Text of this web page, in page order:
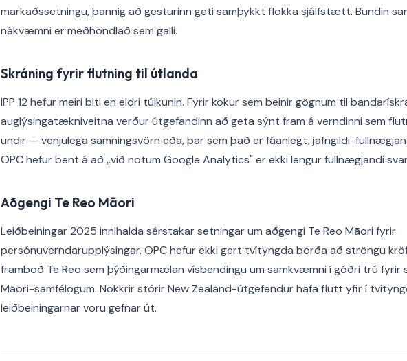
markaðssetningu, þannig að gesturinn geti samþykkt flokka sjálfstætt. Bundin
nákvæmni er meðhöndlað sem galli.
Skráning fyrir flutning til útlanda
IPP 12 hefur meiri biti en eldri túlkunin. Fyrir kökur sem beinir gögnum til
auglýsingatækniveitna verður útgefandinn að geta sýnt fram á verndinni sem
undir — venjulega samningsvörn eða, þar sem það er fáanlegt, jafngildi-
OPC hefur bent á að „við notum Google Analytics" er ekki lengur fullnægjandi
Aðgengi Te Reo Māori
Leiðbeiningar 2025 innihalda sérstakar setningar um aðgengi Te Reo Māori fyrir
persónuverndarupplýsingar. OPC hefur ekki gert tvítyngda borða að ströngu
framboð Te Reo sem þýðingarmælan vísbendingu um samkvæmni í góðri trú fyrir
Māori-samfélögum. Nokkrir stórir New Zealand-útgefendur hafa flutt yfir í
leiðbeiningarnar voru gefnar út.